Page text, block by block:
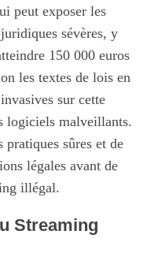
peut exposer les
sévères, y
150 000 euros
les textes de lois en
sur cette
logiciels malveillants.
pratiques sûres et de
légales avant de
illégal.
Streaming